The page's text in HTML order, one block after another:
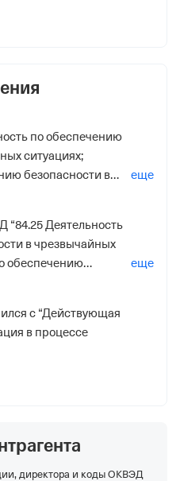
по обеспечению
ситуациях;
безопасности в
еще
Деятельность
в чрезвычайных
обеспечению
еще
с “Действующая
в процессе
директора и коды ОКВЭД